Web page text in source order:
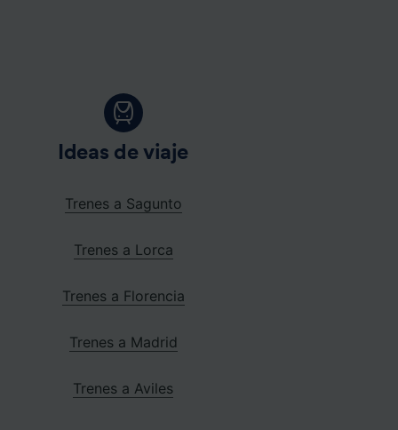
Ideas de viaje
Trenes a Sagunto
Trenes a Lorca
Trenes a Florencia
Trenes a Madrid
Trenes a Aviles